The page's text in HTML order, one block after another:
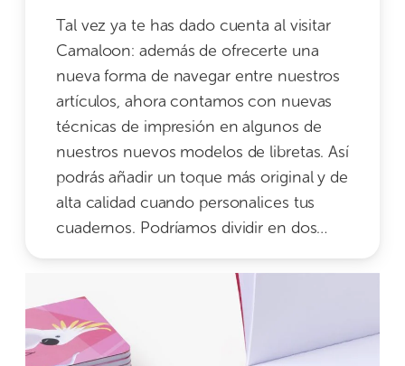
Tal vez ya te has dado cuenta al visitar
Camaloon: además de ofrecerte una
nueva forma de navegar entre nuestros
artículos, ahora contamos con nuevas
técnicas de impresión en algunos de
nuestros nuevos modelos de libretas. Así
podrás añadir un toque más original y de
alta calidad cuando personalices tus
cuadernos. Podríamos dividir en dos…